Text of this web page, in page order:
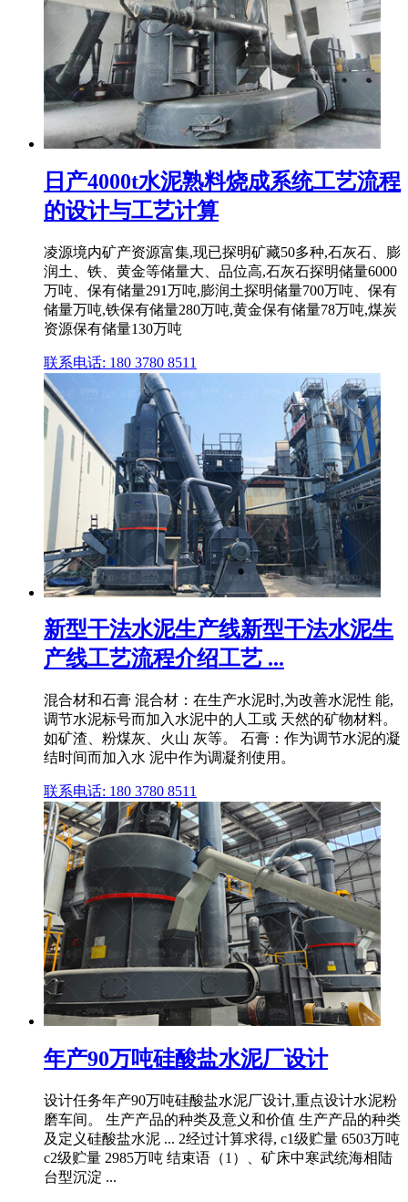
日产4000t水泥熟料烧成系统工艺流程
的设计与工艺计算
凌源境内矿产资源富集,现已探明矿藏50多种,石灰石、膨
润土、铁、黄金等储量大、品位高,石灰石探明储量6000
万吨、保有储量291万吨,膨润土探明储量700万吨、保有
储量万吨,铁保有储量280万吨,黄金保有储量78万吨,煤炭
资源保有储量130万吨
联系电话: 180 3780 8511
新型干法水泥生产线新型干法水泥生
产线工艺流程介绍工艺 ...
混合材和石膏 混合材：在生产水泥时,为改善水泥性 能,
调节水泥标号而加入水泥中的人工或 天然的矿物材料。
如矿渣、粉煤灰、火山 灰等。 石膏：作为调节水泥的凝
结时间而加入水 泥中作为调凝剂使用。
联系电话: 180 3780 8511
年产90万吨硅酸盐水泥厂设计
设计任务年产90万吨硅酸盐水泥厂设计,重点设计水泥粉
磨车间。 生产产品的种类及意义和价值 生产产品的种类
及定义硅酸盐水泥 ... 2经过计算求得, c1级贮量 6503万吨
c2级贮量 2985万吨 结束语（1）、矿床中寒武统海相陆
台型沉淀 ...